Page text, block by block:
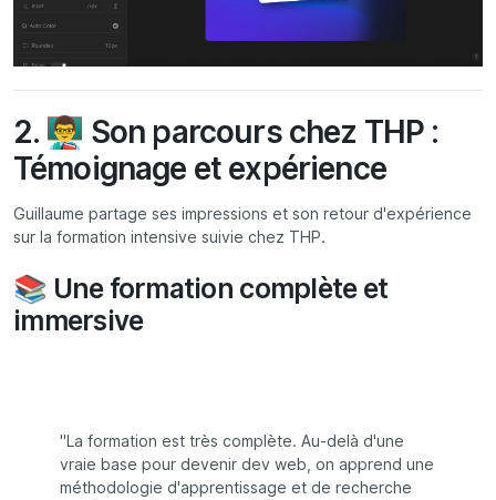
2. 👨‍🏫 Son parcours chez THP :
Témoignage et expérience
Guillaume partage ses impressions et son retour d'expérience
sur la formation intensive suivie chez THP.
📚 Une formation complète et
immersive
"La formation est très complète. Au-delà d'une
vraie base pour devenir dev web, on apprend une
méthodologie d'apprentissage et de recherche